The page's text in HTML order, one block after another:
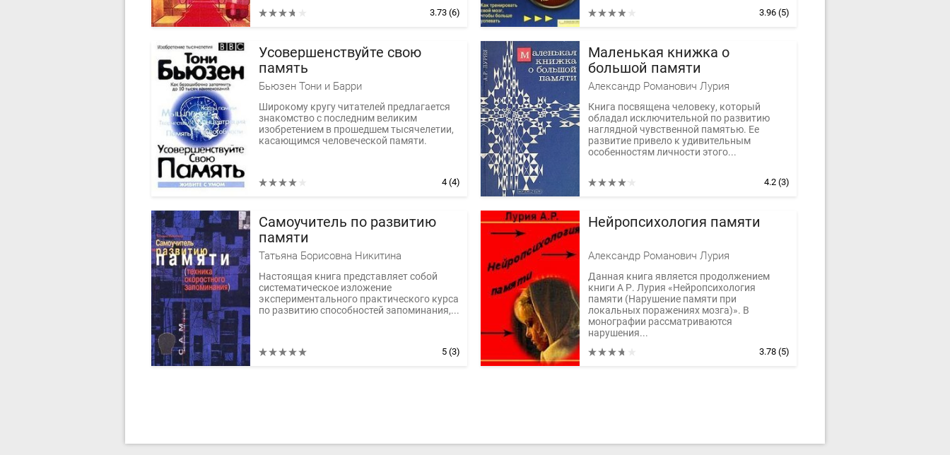
3.73 (6) 3.96(5)
Усовершенствуйте свою
память
Бьюзен Тони и Барри
Широкому кругу читателей предлагается
знакомство с последним великим
изобретением в прошедшем тысячелетии,
касающимся человеческой памяти.
4 (4)
Маленькая книжка о
большой памяти
Александр Романович Лурия
Книга посвящена человеку, который
обладал исключительной по развитию
наглядной чувственной памятью. Ее
развитие привело к удивительным
особенностям личности этого...
4.2(3)
Самоучитель по развитию
памяти
Татьяна Борисовна Никитина
Настоящая книга представляет собой
систематическое изложение
экспериментального практического курса
по развитию способностей запоминания,...
5 (3)
Нейропсихология памяти
Александр Романович Лурия
Данная книга является продолжением
книги А Р. Лурия «Нейропсихология
памяти (Нарушение памяти при
локальных поражениях мозга)». В
монографии рассматриваются
нарушения...
3.78(5)